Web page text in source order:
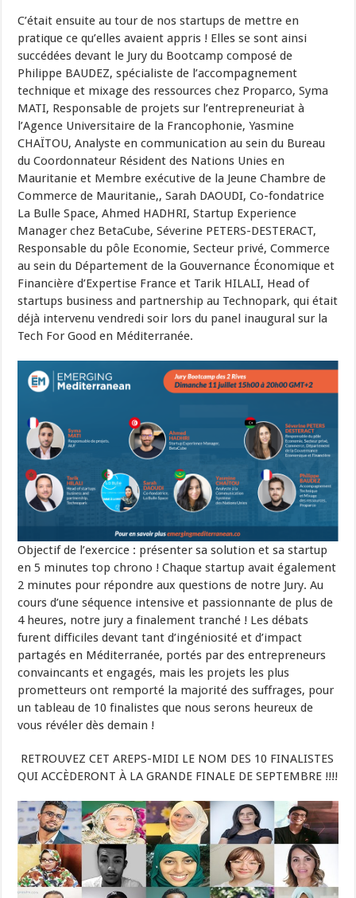
C’était ensuite au tour de nos startups de mettre en
pratique ce qu’elles avaient appris ! Elles se sont ainsi
succédées devant le Jury du Bootcamp composé de
Philippe BAUDEZ, spécialiste de l’accompagnement
technique et mixage des ressources chez Proparco, Syma
MATI, Responsable de projets sur l’entrepreneuriat à
l’Agence Universitaire de la Francophonie, Yasmine
CHAÏTOU, Analyste en communication au sein du Bureau
du Coordonnateur Résident des Nations Unies en
Mauritanie et Membre exécutive de la Jeune Chambre de
Commerce de Mauritanie,, Sarah DAOUDI, Co-fondatrice
La Bulle Space, Ahmed HADHRI, Startup Experience
Manager chez BetaCube, Séverine PETERS-DESTERACT,
Responsable du pôle Economie, Secteur privé, Commerce
au sein du Département de la Gouvernance Économique et
Financière d’Expertise France et Tarik HILALI, Head of
startups business and partnership au Technopark, qui était
déjà intervenu vendredi soir lors du panel inaugural sur la
Tech For Good en Méditerranée.
Objectif de l’exercice : présenter sa solution et sa startup
en 5 minutes top chrono ! Chaque startup avait également
2 minutes pour répondre aux questions de notre Jury. Au
cours d’une séquence intensive et passionnante de plus de
4 heures, notre jury a finalement tranché ! Les débats
furent difficiles devant tant d’ingéniosité et d’impact
partagés en Méditerranée, portés par des entrepreneurs
convaincants et engagés, mais les projets les plus
prometteurs ont remporté la majorité des suffrages, pour
un tableau de 10 finalistes que nous serons heureux de
vous révéler dès demain !
RETROUVEZ CET AREPS-MIDI LE NOM DES 10 FINALISTES
QUI ACCÈDERONT À LA GRANDE FINALE DE SEPTEMBRE !!!!